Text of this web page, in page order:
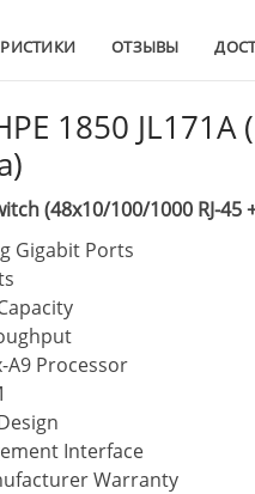
ОТЗЫВЫ
1850
(48x10/100/1000 RJ-
Gigabit Ports
A9 Processor
Interface
Warranty